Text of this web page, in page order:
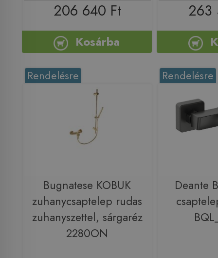
206 640 Ft
Kosárba
263
Rendelésre
Bugnatese KOBUK
zuhanycsaptelep rudas
zuhanyszettel, sárgaréz
2280ON
Rendelésre
Deante